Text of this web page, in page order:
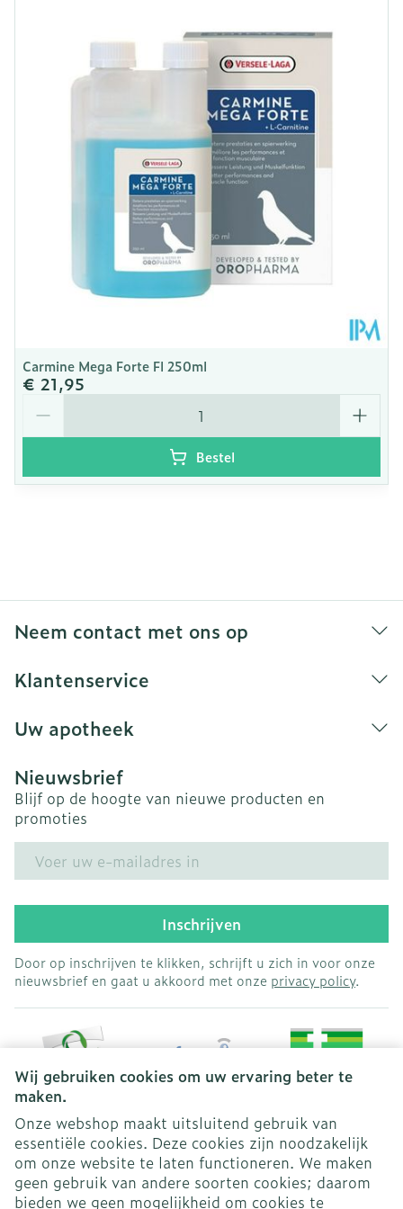
Wij gebruiken cookies om uw ervaring beter te
maken.
Onze webshop maakt uitsluitend gebruik van
essentiële cookies. Deze cookies zijn noodzakelijk
om onze website te laten functioneren. We maken
geen gebruik van andere soorten cookies; daarom
bieden we geen mogelijkheid om cookies te
Behoud
Kamertemperatuur (15°C -
Carmine Mega Forte Fl 250ml
€ 21,95
Bestel
Neem contact met ons op
Klantenservice
Uw apotheek
Nieuwsbrief
Blijf op de hoogte van nieuwe producten en
promoties
Inschrijven
Door op inschrijven te klikken, schrijft u zich in voor onze
nieuwsbrief en gaat u akkoord met onze privacy policy.
Juridische links